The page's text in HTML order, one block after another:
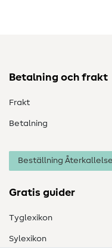
Betalning och frakt
Frakt
Betalning
Beställning Återkallelse
Gratis guider
Tyglexikon
Sylexikon